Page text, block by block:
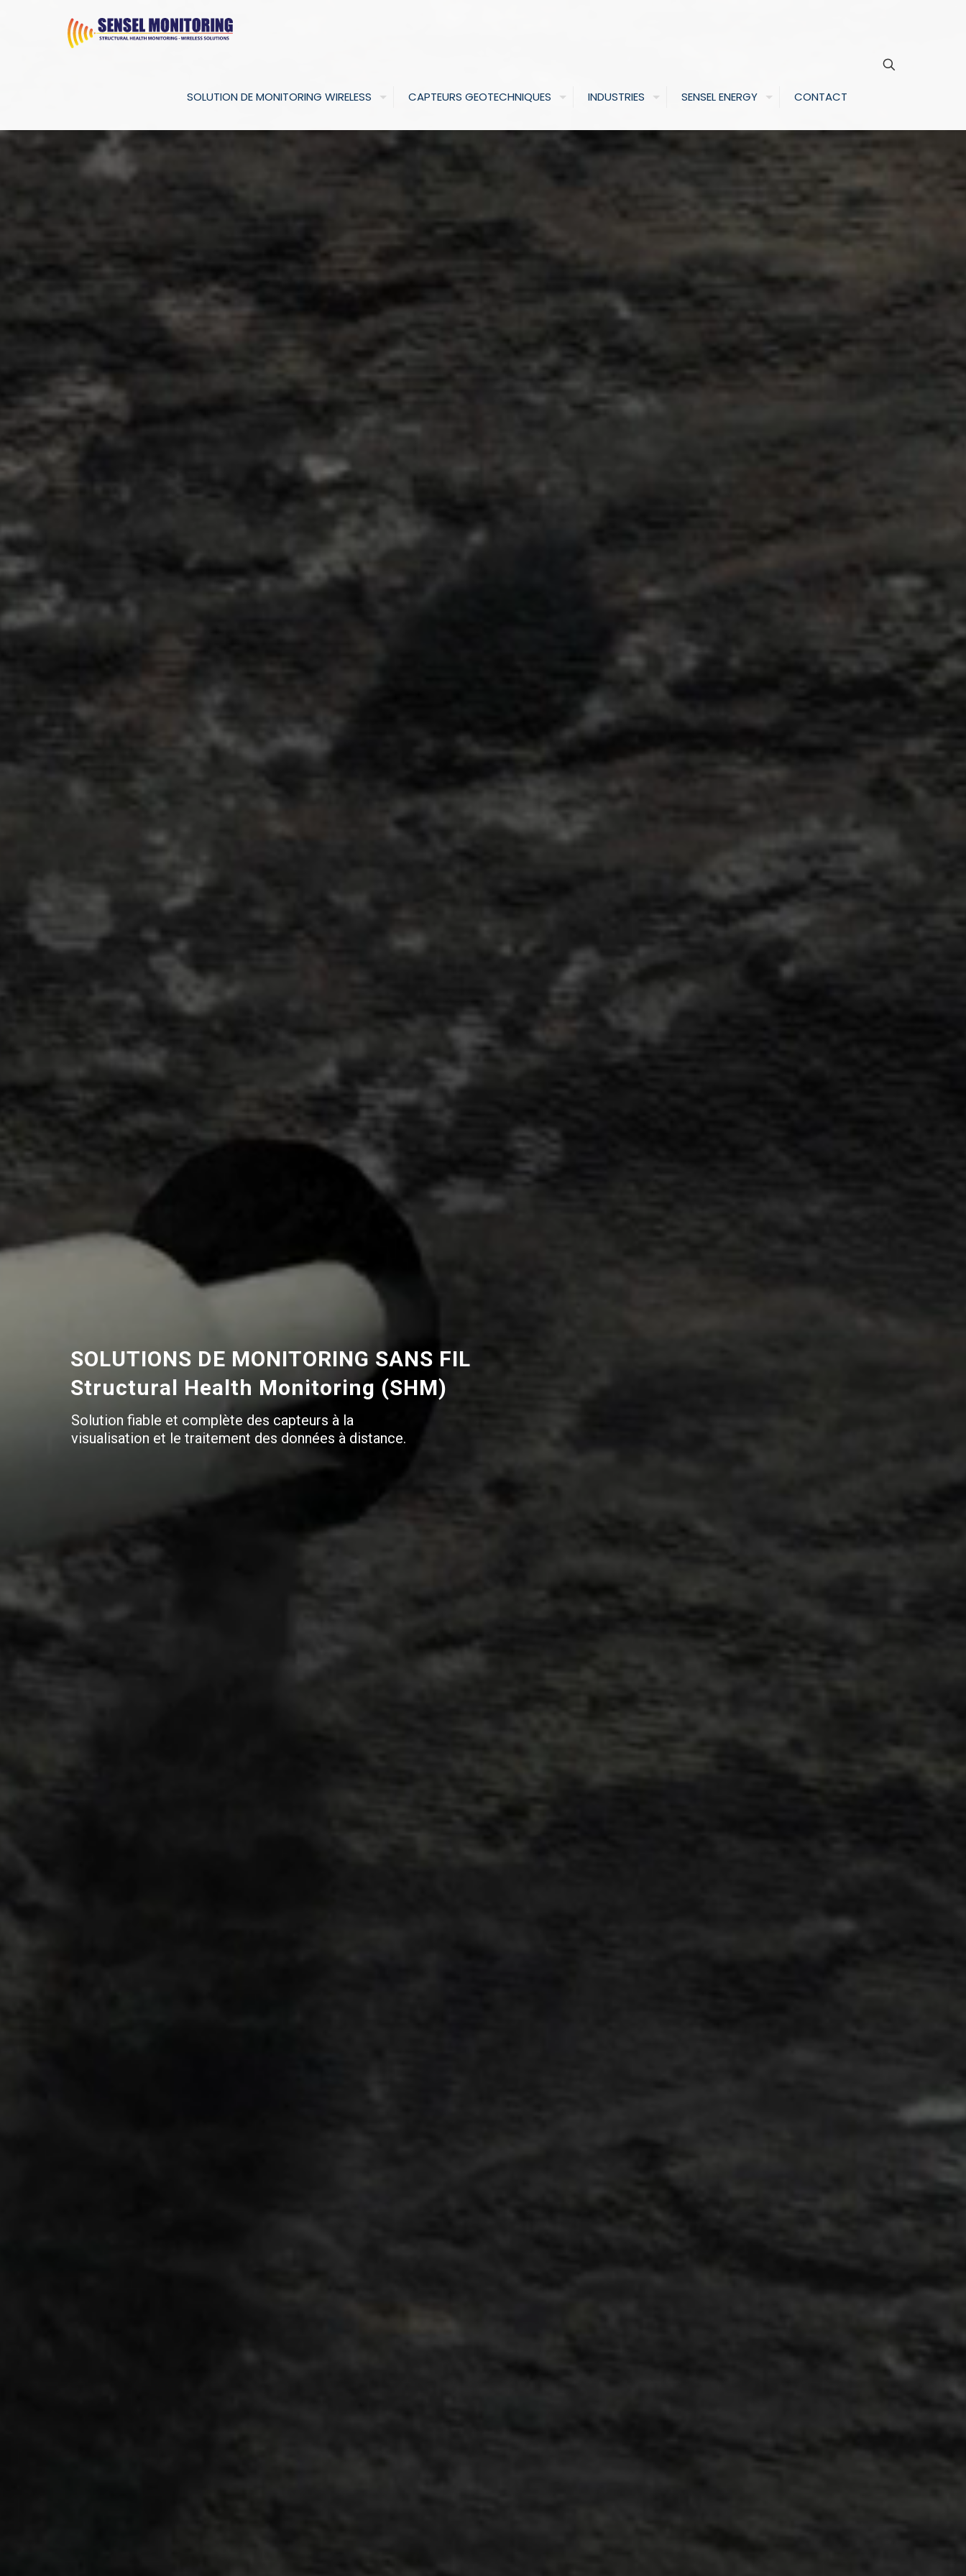
SOLUTION DE MONITORING WIRELESS CAPTEURS GEOTECHNIQUES INDUSTRIES SENSEL ENERGY CONTACT
SOLUTIONS DE MONITORING SANS FIL
Structural Health Monitoring (SHM)
Solution fiable et complète des capteurs à la
visualisation et le traitement des données à distance.